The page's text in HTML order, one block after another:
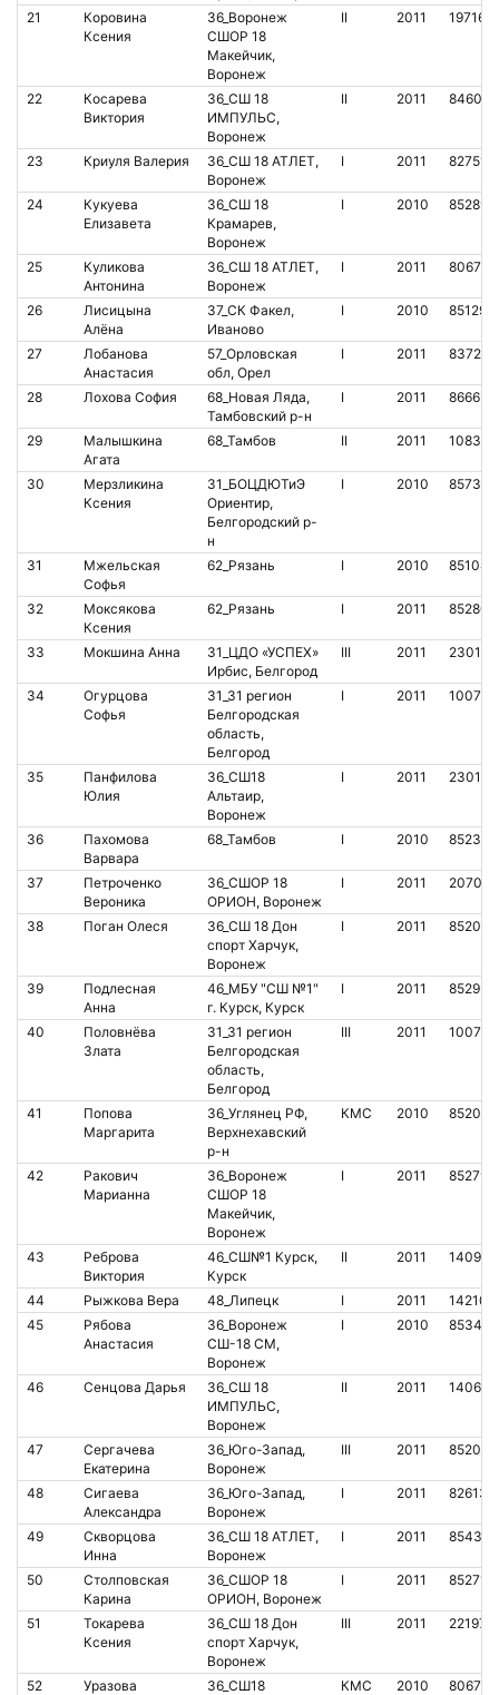
21
Коровина
Ксения
36_Воронеж
СШОР 18
Макейчик,
Воронеж
II 2011
22
Косарева
Виктория
36_СШ 18
ИМПУЛЬС,
Воронеж
II 2011
23 Криуля Валерия
36_СШ 18 АТЛЕТ,
Воронеж
I 2011
24
Кукуева
Елизавета
36_СШ 18
Крамарев,
Воронеж
I 2010
25
Куликова
Антонина
36_СШ 18 АТЛЕТ,
Воронеж
I 2011
26
Лисицына
Алёна
37_СК Факел,
Иваново
I 2010
27
Лобанова
Анастасия
57_Орловская
обл, Орел
I 2011
28 Лохова София
68_Новая Ляда,
Тамбовский р-н
I 2011
29
Малышкина
Агата
68_Тамбов II 2011
30
Мерзликина
Ксения
31_БОЦДЮТиЭ
Ориентир,
Белгородский р-
н
I 2010
31
Мжельская
Софья
62_Рязань I 2010
32
Моксякова
Ксения
62_Рязань I 2011
33 Мокшина Анна
31_ЦДО «УСПЕХ»
Ирбис, Белгород
III 2011
34
Огурцова
Софья
31_31 регион
Белгородская
область,
Белгород
I 2011
35
Панфилова
Юлия
36_СШ18
Альтаир,
Воронеж
I 2011
36
Пахомова
Варвара
68_Тамбов I 2010
37
Петроченко
Вероника
36_СШОР 18
ОРИОН, Воронеж
I 2011
38 Поган Олеся
36_СШ 18 Дон
спорт Харчук,
Воронеж
I 2011
39
Подлесная
Анна
46_МБУ "СШ №1"
г. Курск, Курск
I 2011
40
Половнёва
Злата
31_31 регион
Белгородская
область,
Белгород
III 2011
41
Попова
Маргарита
36_Углянец РФ,
Верхнехавский
р-н
КМС 2010
42
Ракович
Марианна
36_Воронеж
СШОР 18
Макейчик,
Воронеж
I 2011
43
Реброва
Виктория
46_СШ№1 Курск,
Курск
II 2011
44 Рыжкова Вера 48_Липецк I 2011
45
Рябова
Анастасия
36_Воронеж
СШ-18 СМ,
Воронеж
I 2010
46 Сенцова Дарья
36_СШ 18
ИМПУЛЬС,
Воронеж
II 2011
47
Сергачева
Екатерина
36_Юго-Запад,
Воронеж
III 2011
48
Сигаева
Александра
36_Юго-Запад,
Воронеж
I 2011
49
Скворцова
Инна
36_СШ 18 АТЛЕТ,
Воронеж
I 2011
50
Столповская
Карина
36_СШОР 18
ОРИОН, Воронеж
I 2011
51
Токарева
Ксения
36_СШ 18 Дон
спорт Харчук,
Воронеж
III 2011
52
Уразова
36_СШ18
КМС 2010